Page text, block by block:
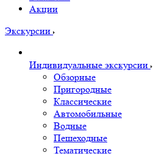
Акции
Экскурсии
Индивидуальные экскурсии
Обзорные
Пригородные
Классические
Автомобильные
Водные
Пешеходные
Тематические